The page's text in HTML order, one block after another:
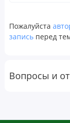
Порций в
Пожалуйста
запись перед
Вопросы и